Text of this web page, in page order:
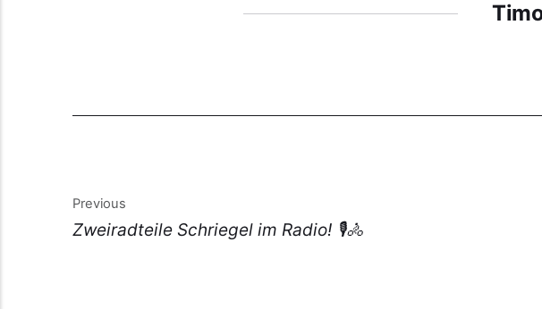
Previous
Zweiradteile Schriegel im Radio! 🎙️🚴